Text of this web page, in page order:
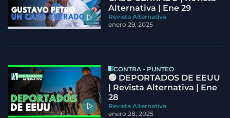
Alternativa | Ene 29
Revista Alternativa
enero 29, 2025
CONTRA - PUNTEO
🟢 DEPORTADOS DE EEUU
| Revista Alternativa | Ene
28
Revista Alternativa
enero 28, 2025